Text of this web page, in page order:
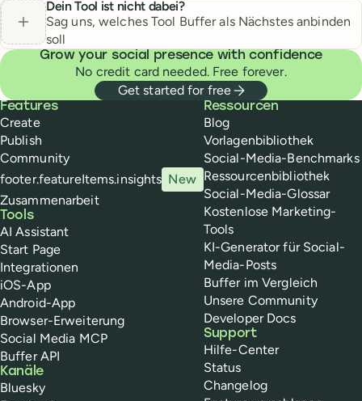
Dein Tool ist nicht dabei?
Sag uns, welches Tool Buffer als Nächstes anbinden
soll
Grow your social presence with confidence
No credit card needed. Free forever.
Get started for free
Buffer
Features
Create
Publish
Community
footer.featureItems.insights New
Zusammenarbeit
Tools
AI Assistant
Start Page
Integrationen
iOS-App
Android-App
Browser-Erweiterung
Social Media MCP
Buffer API
Kanäle
Bluesky
Ressourcen
Blog
Vorlagenbibliothek
Social-Media-Benchmarks
Ressourcenbibliothek
Social-Media-Glossar
Kostenlose Marketing-
Tools
KI-Generator für Social-
Media-Posts
Buffer im Vergleich
Unsere Community
Developer Docs
Support
Hilfe-Center
Status
Changelog